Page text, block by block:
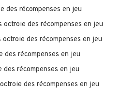
des récompenses en jeu
octroie des récompenses en jeu
octroie des récompenses en jeu
des récompenses en jeu
des récompenses en jeu
des récompenses en jeu